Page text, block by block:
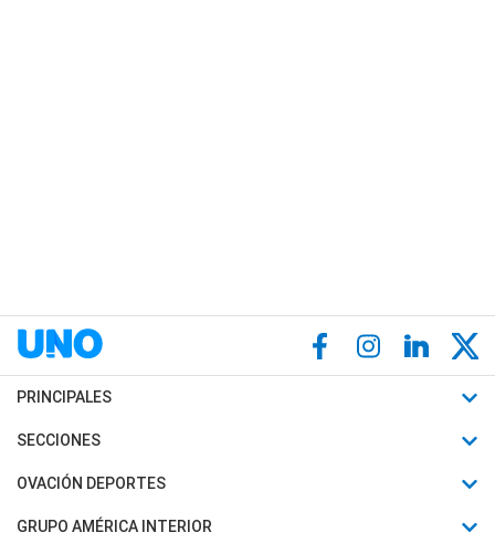
PRINCIPALES
Últimas Noticias
Política
SECCIONES
Horóscopo
Motores
OVACIÓN DEPORTES
Fútbol
GRUPO AMÉRICA INTERIOR